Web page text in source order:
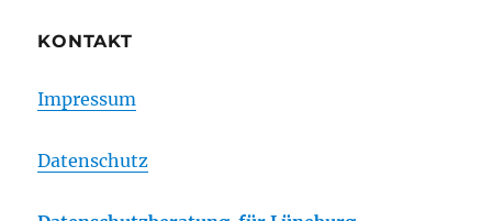
KONTAKT
Impressum
Datenschutz